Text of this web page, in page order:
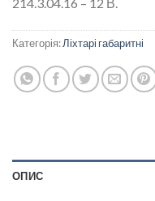
Категорія:Ліхтарі габаритні
ОПИС